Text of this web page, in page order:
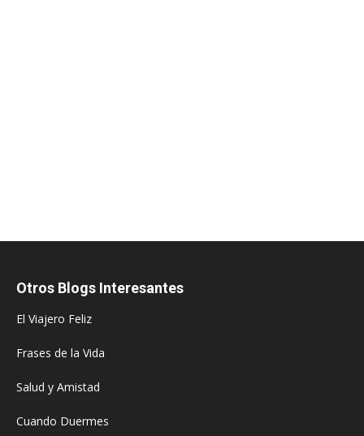
Otros Blogs Interesantes
El Viajero Feliz
Frases de la Vida
Salud y Amistad
Cuando Duermes